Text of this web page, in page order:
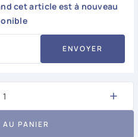
cet article est à nouveau
ENVOYER
+
PANIER